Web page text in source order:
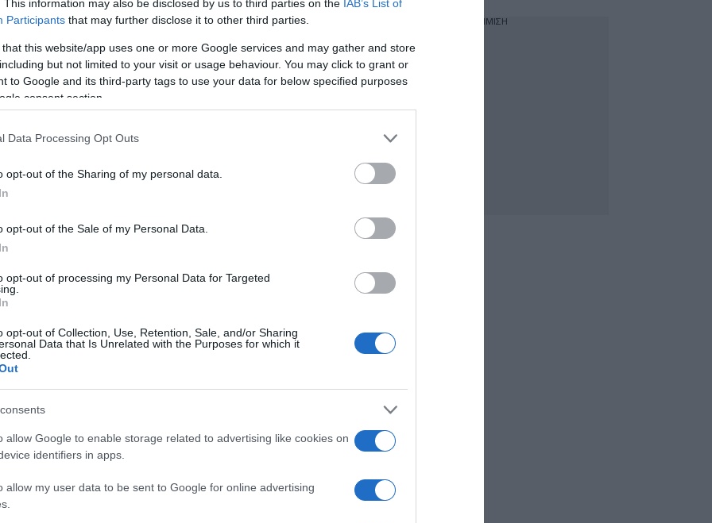
This information may also be disclosed by us to third parties on the IAB’s List of
Participants that may further disclose it to other third parties.
that this website/app uses one or more Google services and may gather and store
but not limited to your visit or usage behaviour. You may click to grant or
to Google and its third-party tags to use your data for below specified purposes
consent section.
Data Processing Opt Outs
opt-out of the Sharing of my personal data.
opt-out of the Sale of my Personal Data.
opt-out of processing my Personal Data for Targeted
opt-out of Collection, Use, Retention, Sale, and/or Sharing
Data that Is Unrelated with the Purposes for which it
allow Google to enable storage related to advertising like cookies on
identifiers in apps.
allow my user data to be sent to Google for online advertising
, Πνευμονολόγος – Εντατικολόγος,
Αναπνευστικού ΕΟΔΥ, υπολογίζεται
εκατομμύρια ανθρώπους και
θανάτους το χρόνο σε παγκόσμιο
χώρες ωστόσο η θνητότητά του είναι
εισόδημα.
αγόρια στην παιδική ηλικία και στις
ΔΙΑΦΗΜΙΣΗ